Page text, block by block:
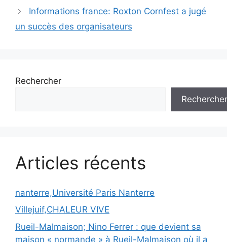
Informations france: Roxton Cornfest a jugé
un succès des organisateurs
Rechercher
Rechercher
Articles récents
nanterre,Université Paris Nanterre
Villejuif,CHALEUR VIVE
Rueil-Malmaison; Nino Ferrer : que devient sa
maison « normande » à Rueil-Malmaison où il a